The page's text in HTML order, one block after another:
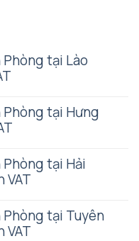
Phòng tại Lào
Phòng tại Hưng
Phòng tại Hải
VAT
Phòng tại Tuyên
VAT